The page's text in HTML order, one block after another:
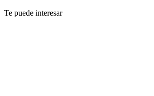
Te puede interesar